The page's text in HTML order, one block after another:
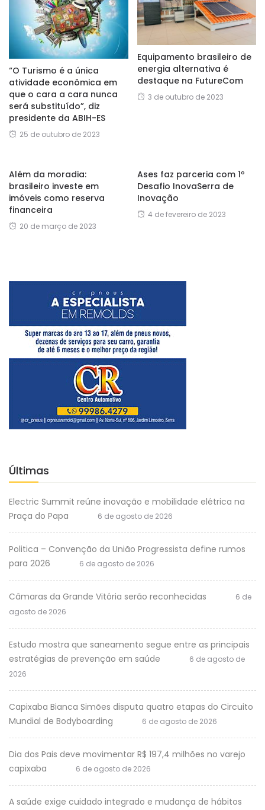
“O Turismo é a única
atividade econômica em
que o cara a cara nunca
será substituído”, diz
presidente da ABIH-ES
25 de outubro de 2023
Equipamento brasileiro de
energia alternativa é
destaque na FutureCom
3 de outubro de 2023
Além da moradia:
brasileiro investe em
imóveis como reserva
financeira
20 de março de 2023
Ases faz parceria com 1º
Desafio InovaSerra de
Inovação
4 de fevereiro de 2023
Últimas
Electric Summit reúne inovação e mobilidade elétrica na
Praça do Papa
6 de agosto de 2026
Politica – Convenção da União Progressista define rumos
para 2026
6 de agosto de 2026
Câmaras da Grande Vitória serão reconhecidas
6 de
agosto de 2026
Estudo mostra que saneamento segue entre as principais
estratégias de prevenção em saúde
6 de agosto de
2026
Capixaba Bianca Simões disputa quatro etapas do Circuito
Mundial de Bodyboarding
6 de agosto de 2026
Dia dos Pais deve movimentar R$ 197,4 milhões no varejo
capixaba
6 de agosto de 2026
A saúde exige cuidado integrado e mudança de hábitos